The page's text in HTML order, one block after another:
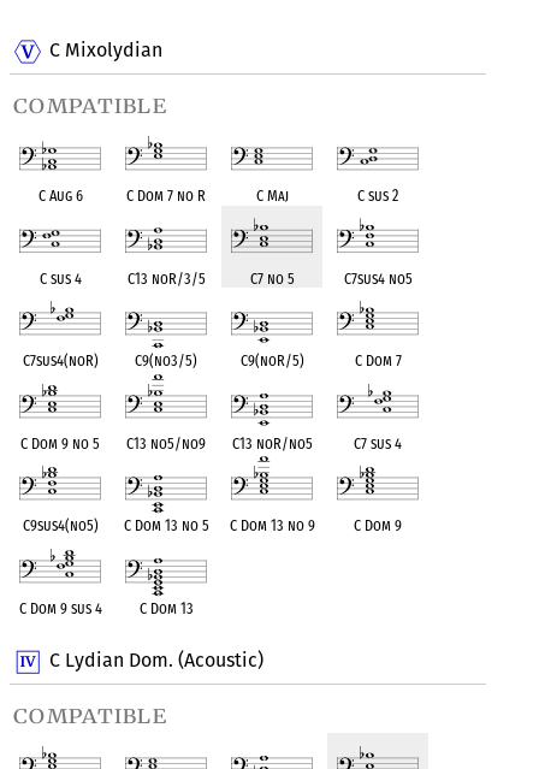
C Mixolydian
compatible
C Aug 6 C Dom 7 no R C Maj C sus 2
C sus 4 C13 noR/3/5 C7 no 5 C7sus4 no5
C7sus4(noR) C9(no3/5) C9(noR/5) C Dom 7
C Dom 9 no 5 C13 no5/no9 C13 noR/no5 C7 sus 4
C9sus4(no5) C Dom 13 no 5 C Dom 13 no 9 C Dom 9
C Dom 9 sus 4 C Dom 13
C Lydian Dom. (Acoustic)
compatible